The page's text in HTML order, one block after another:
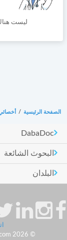
ليست
الصفحة الرئيسية /
DabaDoc
البحوث الشائعة
البلدان
© Copyright DabaDoc.com 2026 - جميع الحقوق محفوظة.